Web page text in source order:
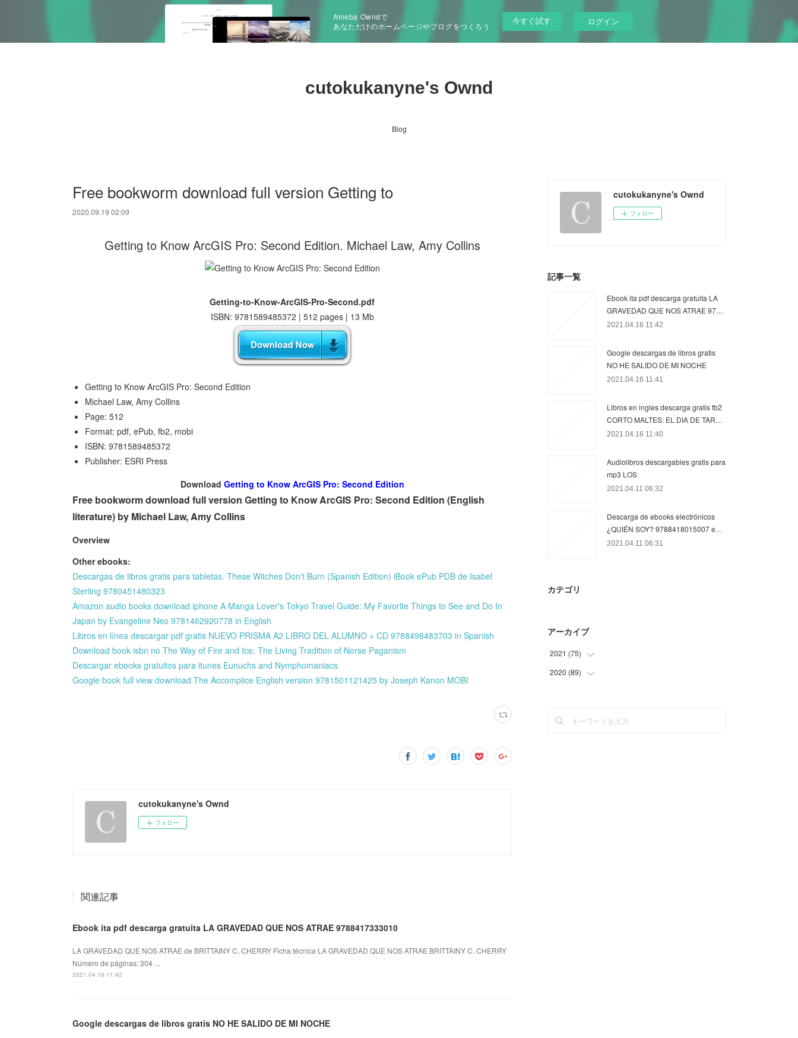
Ameba Owndで
あなただけのホームページやブログをつくろう
今すぐ試す ログイン
cutokukanyne's Ownd
Blog
Free bookworm download full version Getting to
2020.09.19 02:09
Getting to Know ArcGIS Pro: Second Edition. Michael Law, Amy Collins
Getting-to-Know-ArcGIS-Pro-Second.pdf
ISBN: 9781589485372 | 512 pages | 13 Mb
Getting to Know ArcGIS Pro: Second Edition
Michael Law, Amy Collins
Page: 512
Format: pdf, ePub, fb2, mobi
ISBN: 9781589485372
Publisher: ESRI Press
Download Getting to Know ArcGIS Pro: Second Edition
Free bookworm download full version Getting to Know ArcGIS Pro: Second Edition (English
literature) by Michael Law, Amy Collins
Overview
Other ebooks:
Descargas de libros gratis para tabletas. These Witches Don't Burn (Spanish Edition) iBook ePub PDB de Isabel
Sterling 9780451480323
Amazon audio books download iphone A Manga Lover's Tokyo Travel Guide: My Favorite Things to See and Do In
Japan by Evangeline Neo 9781462920778 in English
Libros en línea descargar pdf gratis NUEVO PRISMA A2 LIBRO DEL ALUMNO + CD 9788498483703 in Spanish
Download book isbn no The Way of Fire and Ice: The Living Tradition of Norse Paganism
Descargar ebooks gratuitos para itunes Eunuchs and Nymphomaniacs
Google book full view download The Accomplice English version 9781501121425 by Joseph Kanon MOBI
cutokukanyne's Ownd
フォロー
関連記事
Ebook ita pdf descarga gratuita LA GRAVEDAD QUE NOS ATRAE 9788417333010
LA GRAVEDAD QUE NOS ATRAE de BRITTAINY C. CHERRY Ficha técnica LA GRAVEDAD QUE NOS ATRAE BRITTAINY C. CHERRY
Número de páginas: 304 ...
2021.04.16 11:42
Google descargas de libros gratis NO HE SALIDO DE MI NOCHE
cutokukanyne's Ownd
フォロー
記事一覧
Ebook ita pdf descarga gratuita LA
GRAVEDAD QUE NOS ATRAE 97…
2021.04.16 11:42
Google descargas de libros gratis
NO HE SALIDO DE MI NOCHE
2021.04.16 11:41
Libros en ingles descarga gratis fb2
CORTO MALTES: EL DIA DE TAR…
2021.04.16 11:40
Audiolibros descargables gratis para
mp3 LOS
2021.04.11 06:32
Descarga de ebooks electrónicos
¿QUIÉN SOY? 9788418015007 e…
2021.04.11 06:31
カテゴリ
アーカイブ
2021 (75)
(14
)
(
2020 (89)
(